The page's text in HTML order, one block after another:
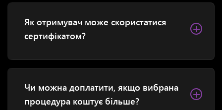
Як отримувач може скористатися
сертифікатом?
+
Чи можна доплатити, якщо вибрана
процедура коштує більше?
+